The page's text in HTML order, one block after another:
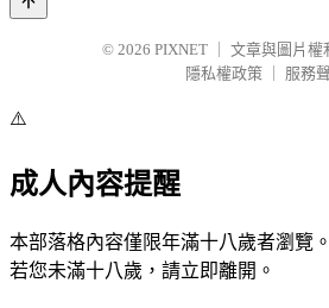
© 2026 PIXNET
文章與圖片權
隱私權政策
服務
⚠️
成人內容提醒
本部落格內容僅限年滿十八歲者瀏覽。
若您未滿十八歲，請立即離開。